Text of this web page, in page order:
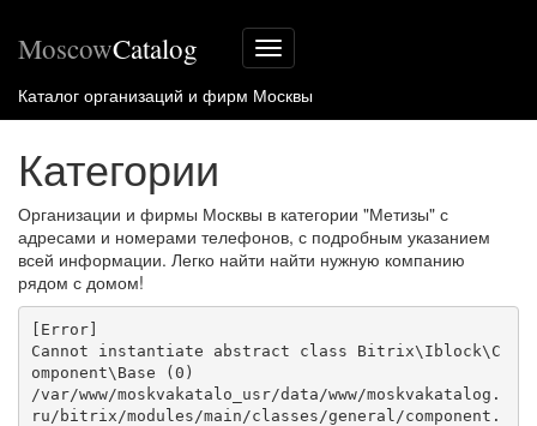
Меню
сайта
MoscowCatalog
Каталог организаций и фирм Москвы
Категории
Организации и фирмы Москвы в категории "Метизы" с
адресами и номерами телефонов, с подробным указанием
всей информации. Легко найти найти нужную компанию
рядом с домом!
[Error]
Cannot instantiate abstract class Bitrix\Iblock\C
omponent\Base (0)
/var/www/moskvakatalo_usr/data/www/moskvakatalog.
ru/bitrix/modules/main/classes/general/component.